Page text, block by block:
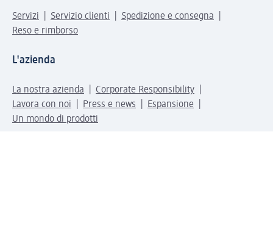
Servizi Servizio clienti
Spedizione e consegna
Reso e rimborso
L'azienda
La nostra azienda
Corporate Responsibility
Lavora con noi
Press e news
Espansione
Un mondo di prodotti